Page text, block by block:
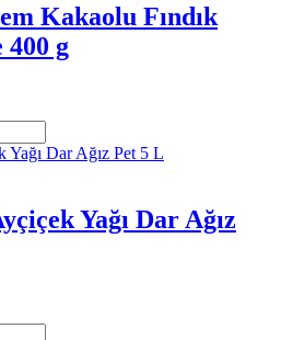
Kakaolu Fındık
400 g
Yağı Dar Ağız